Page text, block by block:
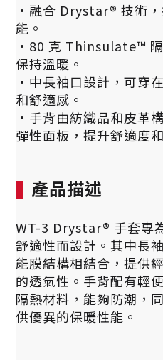
·融合 Drystar® 技術
能。
·80 克 Thinsulate™
保持溫暖。
·中長袖口設計，可穿
和舒適感。
·手背由紡織品和皮革
彈性面板，提升舒適度
產品描述
WT-3 Drystar® 手套專
舒適性而設計。其中長
能膜結構相結合，提供
的透氣性。手背配有輕
隔熱材料，能夠防潮，
供優異的保暖性能。